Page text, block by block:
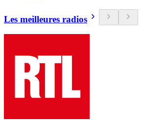
Les meilleures radios